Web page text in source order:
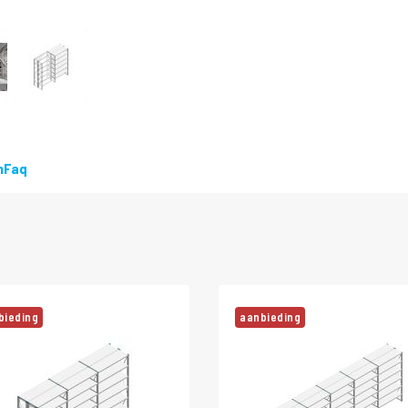
Faq
aanbieding